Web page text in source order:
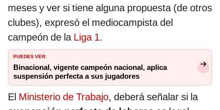
meses y ver si tiene alguna propuesta (de otros
clubes), expresó el mediocampista del
campeón de la Liga 1.
PUEDES VER:
Binacional, vigente campeón nacional, aplica
suspensión perfecta a sus jugadores
El Ministerio de Trabajo, deberá señalar si la